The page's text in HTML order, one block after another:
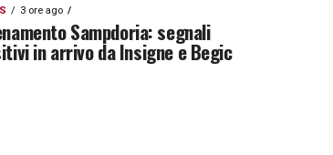
3 ore ago
Sampdoria: segnali
in arrivo da Insigne e Begic